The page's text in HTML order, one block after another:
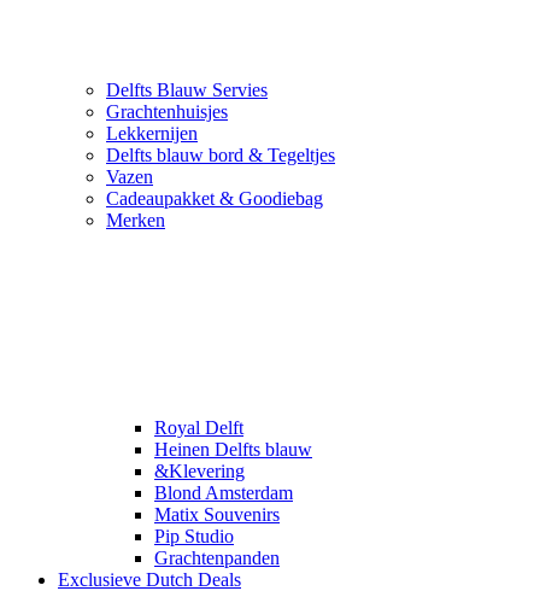
Delfts Blauw Servies
Grachtenhuisjes
Lekkernijen
Delfts blauw bord & Tegeltjes
Vazen
Cadeaupakket & Goodiebag
Merken
Royal Delft
Heinen Delfts blauw
&Klevering
Blond Amsterdam
Matix Souvenirs
Pip Studio
Grachtenpanden
Exclusieve Dutch Deals